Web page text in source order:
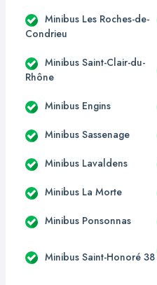
Minibus Les Roches-de-
Condrieu
Minibus Saint-Clair-du-
Rhône
Minibus Engins
Minibus Sassenage
Minibus Lavaldens
Minibus La Morte
Minibus Ponsonnas
Minibus Saint-Honoré 38